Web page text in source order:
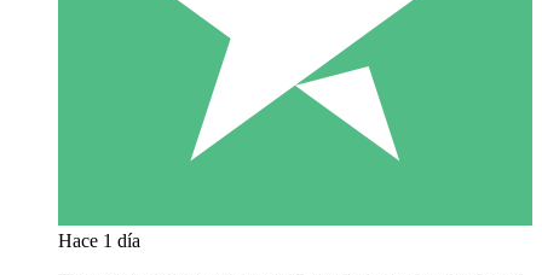
Hace 1 día